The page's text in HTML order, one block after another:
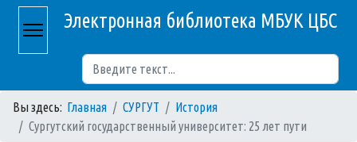
Электронная библиотека МБУК ЦБС
Вы здесь: Главная СУРГУТ
История
Сургутский государственный университет: 25 лет пути